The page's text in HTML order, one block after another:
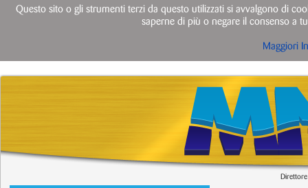
Questo sito o gli strumenti terzi da questo utilizzati si avvalgono di
saperne di più o negare il consenso a
Maggiori